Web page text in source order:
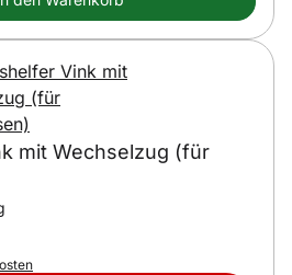
mit Wechselzug (für